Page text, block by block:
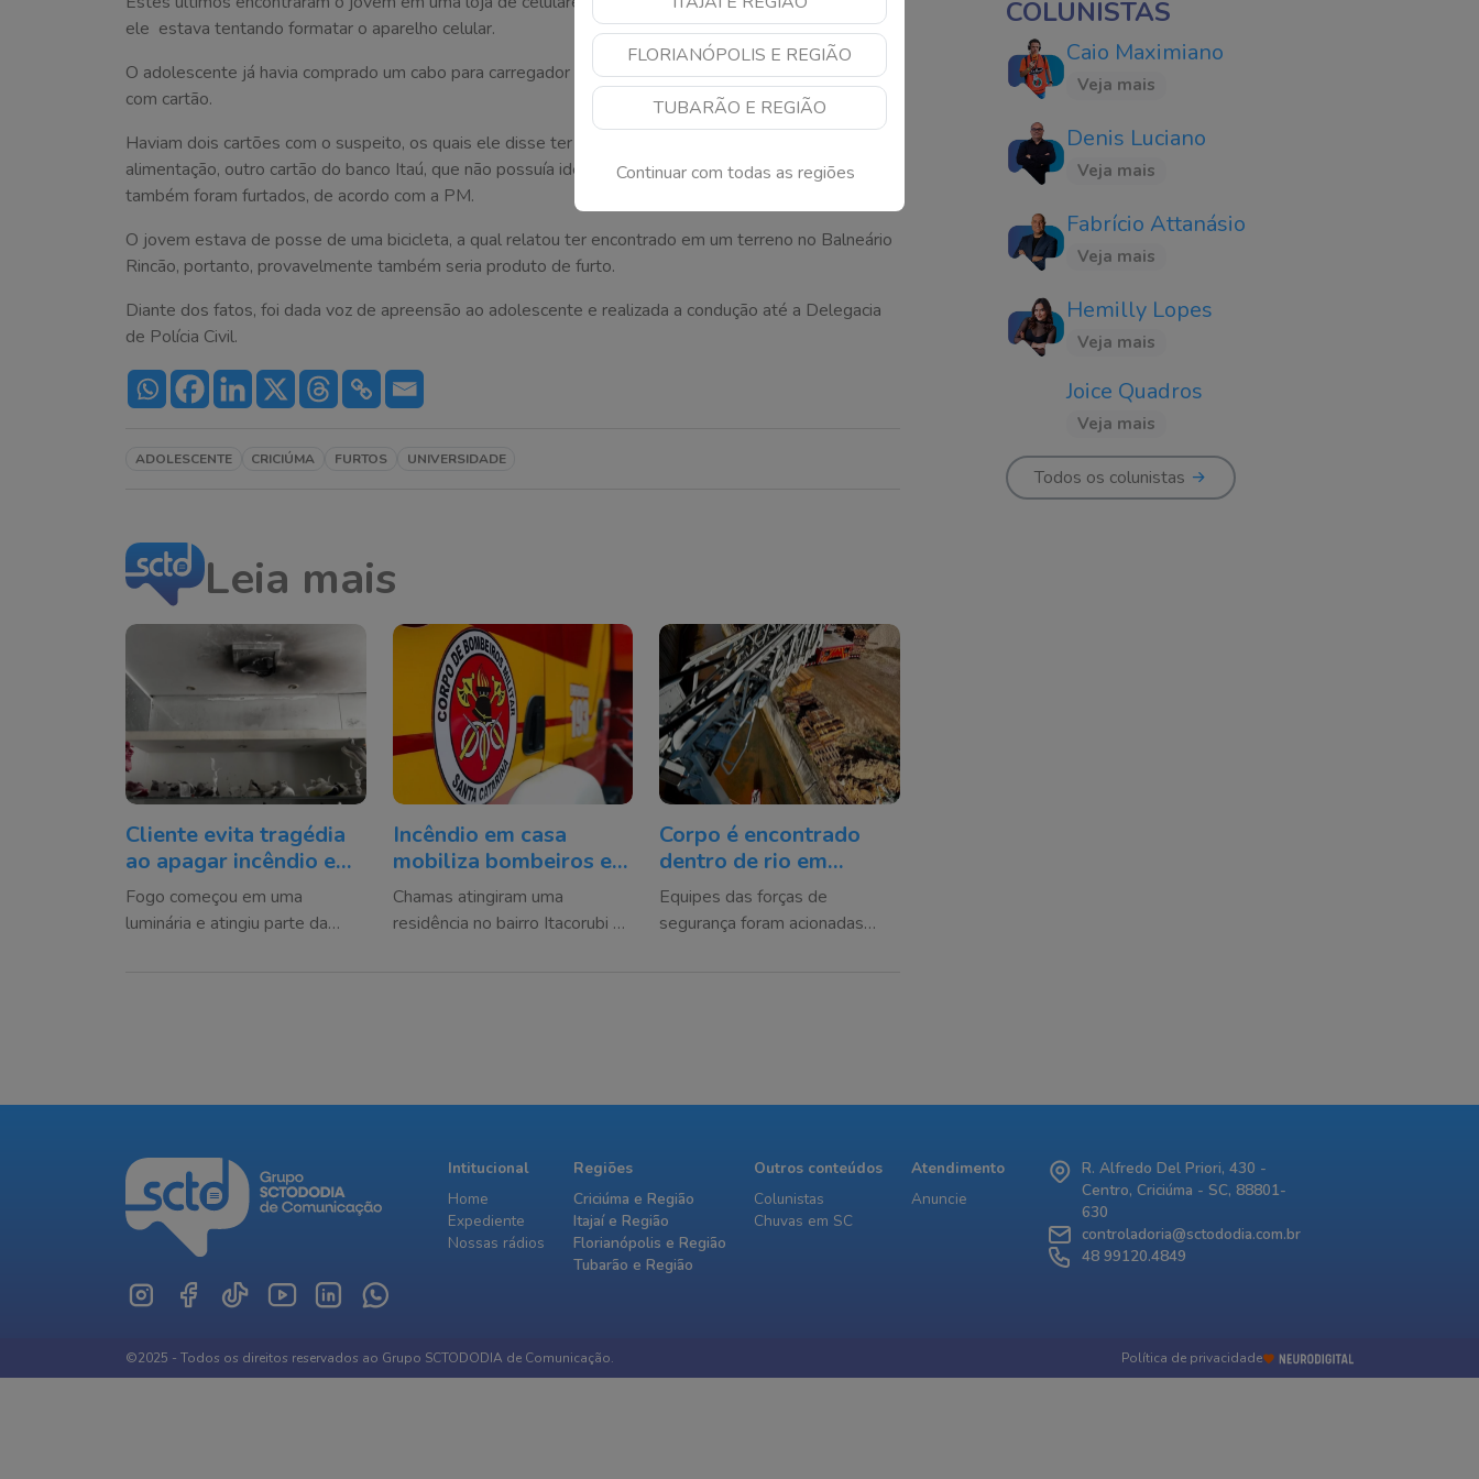
FLORIANÓPOLIS E REGIÃO
TUBARÃO E REGIÃO
Continuar com todas as regiões
ele estava tentando formatar o aparelho celular.
O adolescente já havia comprado um cabo para carregador do celular e um fone de ouvido, também
com cartão.
Haviam dois cartões com o suspeito, os quais ele disse ter encontrado no chão, sendo um cartão de
alimentação, outro cartão do banco Itaú, que não possuía identificação. Provavelmente os cartões
também foram furtados, de acordo com a PM.
O jovem estava de posse de uma bicicleta, a qual relatou ter encontrado em um terreno no Balneário
Rincão, portanto, provavelmente também seria produto de furto.
Diante dos fatos, foi dada voz de apreensão ao adolescente e realizada a condução até a Delegacia
de Polícia Civil.
ADOLESCENTE CRICIÚMA FURTOS UNIVERSIDADE
Leia mais
Cliente evita tragédia
ao apagar incêndio em
loja no Centro de
Criciúma
Fogo começou em uma
luminária e atingiu parte da
Incêndio em casa
mobiliza bombeiros e
vítima é resgatada em
Florianópolis
Chamas atingiram uma
residência no bairro Itacorubi na
Corpo é encontrado
dentro de rio em
Criciúma
Equipes das forças de
segurança foram acionadas
COLUNISTAS
Caio Maximiano
Veja mais
Denis Luciano
Veja mais
Fabrício Attanásio
Veja mais
Hemilly Lopes
Veja mais
Joice Quadros
Veja mais
Todos os colunistas
Intitucional
Home
Expediente
Nossas rádios
Regiões
Criciúma e Região
Itajaí e Região
Florianópolis e Região
Tubarão e Região
Outros conteúdos
Colunistas
Chuvas em SC
Atendimento
Anuncie
R. Alfredo Del Priori, 430 -
Centro, Criciúma - SC, 88801-
630
controladoria@sctododia.com.br
48 99120.4849
©2025 - Todos os direitos reservados ao Grupo SCTODODIA de Comunicação. Política de privacidade